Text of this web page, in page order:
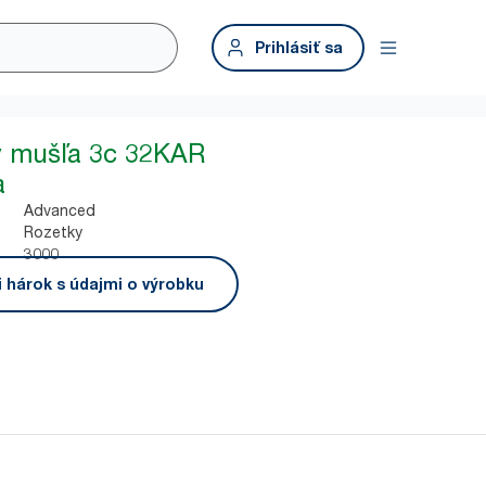
Prihlásiť sa
3c 32KAR
Advanced
Rozetky
3000
s údajmi o výrobku